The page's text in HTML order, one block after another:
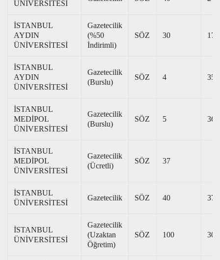
ÜNİVERSİTESİ
İSTANBUL
AYDIN
ÜNİVERSİTESİ
Gazetecilik
(%50
İndirimli)
SÖZ 30
İSTANBUL
AYDIN
ÜNİVERSİTESİ
Gazetecilik
(Burslu)
SÖZ 4
İSTANBUL
MEDİPOL
ÜNİVERSİTESİ
Gazetecilik
(Burslu)
SÖZ 5
İSTANBUL
MEDİPOL
ÜNİVERSİTESİ
Gazetecilik
(Ücretli)
SÖZ 37
İSTANBUL
ÜNİVERSİTESİ
Gazetecilik SÖZ 40
İSTANBUL
ÜNİVERSİTESİ
Gazetecilik
(Uzaktan
Öğretim)
SÖZ 100